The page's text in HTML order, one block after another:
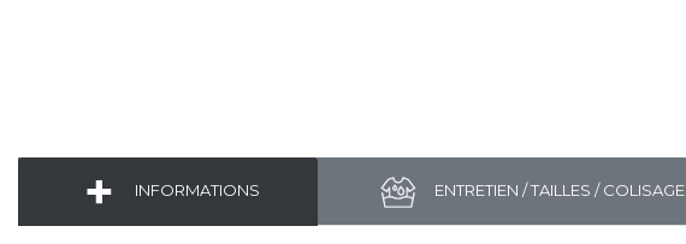
INFORMATIONS ENTRETIEN / TAILLES / COLISAGE